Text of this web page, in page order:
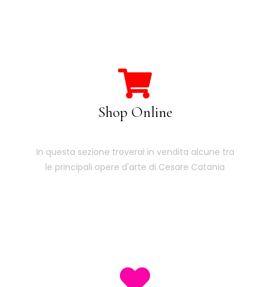
Shop Online
In questa sezione troverai in vendita alcune tra
le principali opere d'arte di Cesare Catania